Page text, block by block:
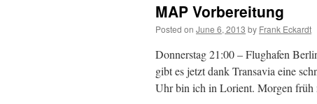
MAP Vorbereitung
Posted on June 6, 2013 by Frank Eckardt
Donnerstag 21:00 – Flughafen
gibt es jetzt dank Transavia eine
Uhr bin ich in Lorient. Morgen